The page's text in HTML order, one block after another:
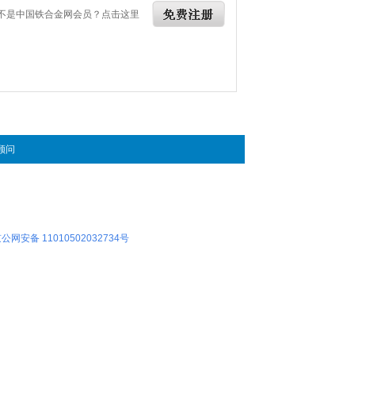
是中国铁合金网会员？点击这里
问
公网安备 11010502032734号